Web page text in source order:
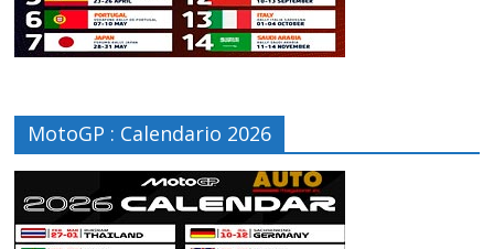
MotoGP : Calendario 2026